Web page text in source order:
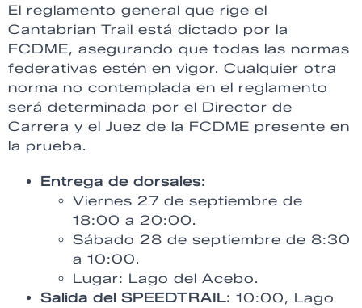
El reglamento general que rige el
Cantabrian Trail está dictado por la
FCDME, asegurando que todas las normas
federativas estén en vigor. Cualquier otra
norma no contemplada en el reglamento
será determinada por el Director de
Carrera y el Juez de la FCDME presente en
la prueba.
Entrega de dorsales:
Viernes 27 de septiembre de
18:00 a 20:00.
Sábado 28 de septiembre de 8:30
a 10:00.
Lugar: Lago del Acebo.
Salida del SPEEDTRAIL: 10:00, Lago